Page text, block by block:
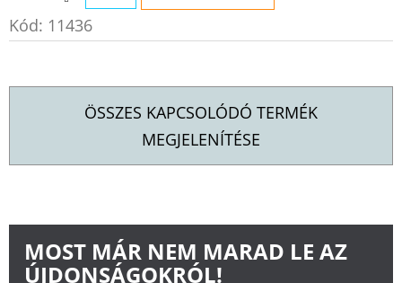
Kód: 11436
ÖSSZES KAPCSOLÓDÓ TERMÉK
MEGJELENÍTÉSE
MOST MÁR NEM MARAD LE AZ
ÚJDONSÁGOKRÓL!